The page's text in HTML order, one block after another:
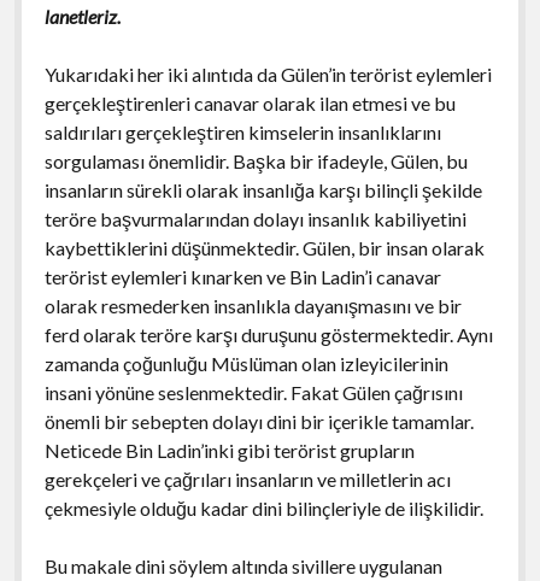
lanetleriz.
Yukarıdaki her iki alıntıda da Gülen’in terörist eylemleri
gerçekleştirenleri canavar olarak ilan etmesi ve bu
saldırıları gerçekleştiren kimselerin insanlıklarını
sorgulaması önemlidir. Başka bir ifadeyle, Gülen, bu
insanların sürekli olarak insanlığa karşı bilinçli şekilde
teröre başvurmalarından dolayı insanlık kabiliyetini
kaybettiklerini düşünmektedir. Gülen, bir insan olarak
terörist eylemleri kınarken ve Bin Ladin’i canavar
olarak resmederken insanlıkla dayanışmasını ve bir
ferd olarak teröre karşı duruşunu göstermektedir. Aynı
zamanda çoğunluğu Müslüman olan izleyicilerinin
insani yönüne seslenmektedir. Fakat Gülen çağrısını
önemli bir sebepten dolayı dini bir içerikle tamamlar.
Neticede Bin Ladin’inki gibi terörist grupların
gerekçeleri ve çağrıları insanların ve milletlerin acı
çekmesiyle olduğu kadar dini bilinçleriyle de ilişkilidir.
Bu makale dini söylem altında sivillere uygulanan